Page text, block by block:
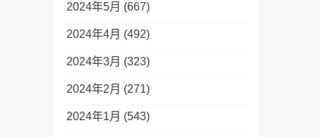
2024年5月 (667)
2024年4月 (492)
2024年3月 (323)
2024年2月 (271)
2024年1月 (543)